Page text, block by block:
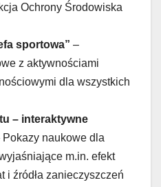
Ochrony Środowiska
sportowa” –
z aktywnościami
dla wszystkich
– interaktywne
Pokazy naukowe dla
m.in. efekt
i źródła zanieczyszczeń